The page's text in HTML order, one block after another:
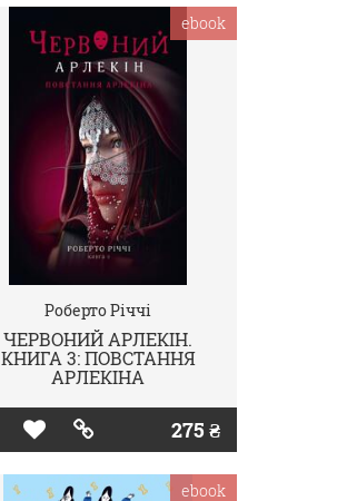
Роберто Річчі
ЧЕРВОНИЙ АРЛЕКІН.
КНИГА 3: ПОВСТАННЯ
АРЛЕКІНА
275 ₴
ebook
ebook